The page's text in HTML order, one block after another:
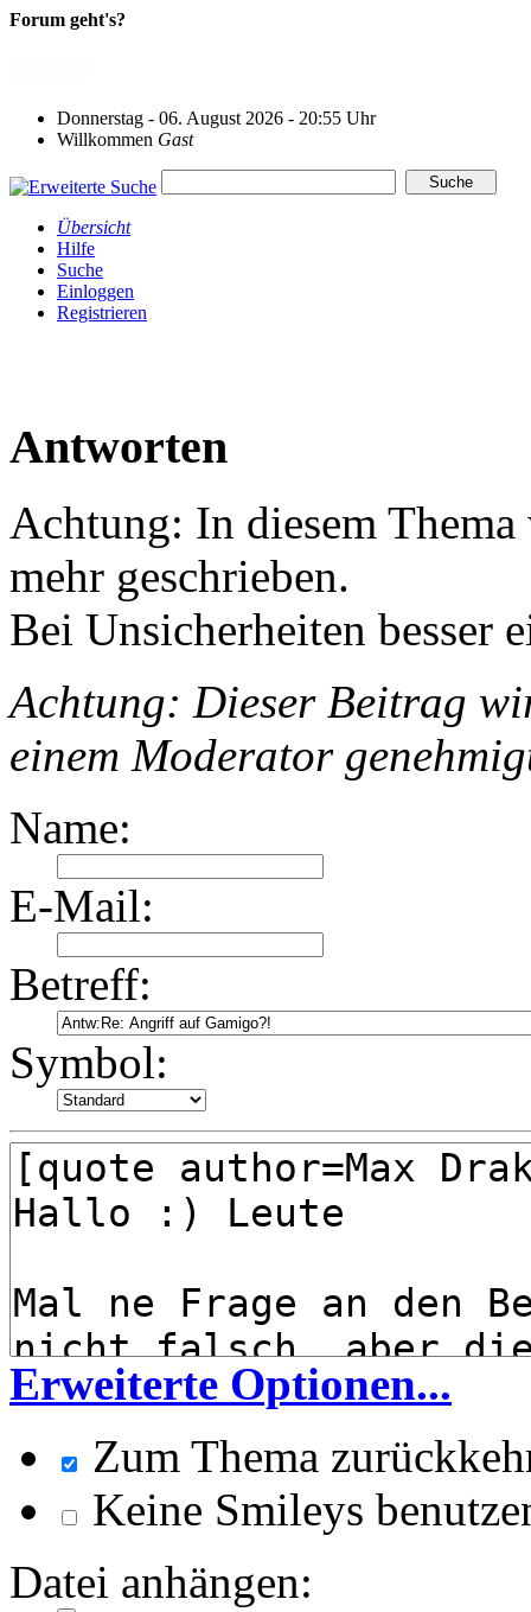
Forum geht's?
Donnerstag - 06. August 2026 - 20:55 Uhr
Willkommen Gast
Übersicht
Hilfe
Suche
Einloggen
Registrieren
Antworten
Achtung: In diesem
mehr geschrieben.
Bei Unsicherheiten besser
Achtung: Dieser Beitrag
einem Moderator
Name:
E-Mail:
Betreff:
Symbol:
Erweiterte Optionen...
Zum Thema
Keine Smileys
Datei anhängen: